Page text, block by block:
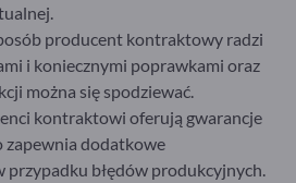
producent kontraktowy radzi
i koniecznymi poprawkami oraz
można się spodziewać.
kontraktowi oferują gwarancje
zapewnia dodatkowe
przypadku błędów produkcyjnych.